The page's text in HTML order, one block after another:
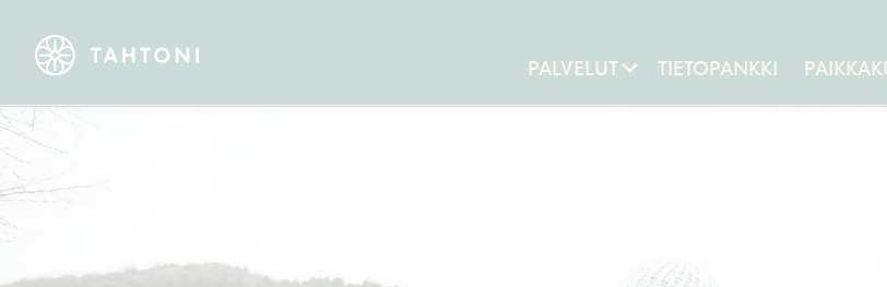
PALVELUT TIETOPANKKI